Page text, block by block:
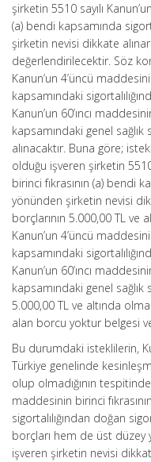
şirketin 5510 sayılı
(a) bendi kapsamında
şirketin nevisi dikkate
değerlendirilecektir. Söz
Kanun’un 4’üncü
kapsamındaki
Kanun’un 60’ıncı
kapsamındaki genel
alınacaktır. Buna göre;
olduğu işveren şirketin
birinci fıkrasının (a) bendi
yönünden şirketin nevisi
borçlarının 5.000,00 TL ve
Kanun’un 4’üncü
kapsamındaki
Kanun’un 60’ıncı
kapsamındaki genel sağlık
5.000,00 TL ve altında
alan borcu yoktur belgesi
Bu durumdaki isteklilerin,
Türkiye genelinde
olup olmadığının
maddesinin birinci
sigortalılığından doğan
borçları hem de üst düzey
işveren şirketin nevisi